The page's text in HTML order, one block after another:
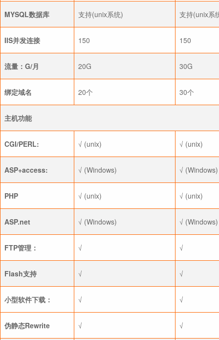
MYSQL数据库 支持(unix系统) 支持(unix系
IIS并发连接 150 150
流量：G/月 20G 30G
绑定域名 20个 30个
主机功能
CGI/PERL: √ (unix) √ (unix)
ASP+access: √ (Windows) √ (Windows)
PHP √ (unix) √ (unix)
ASP.net √ (Windows) √ (Windows)
FTP管理： √ √
Flash支持 √ √
小型软件下载： √ √
伪静态Rewrite √ √